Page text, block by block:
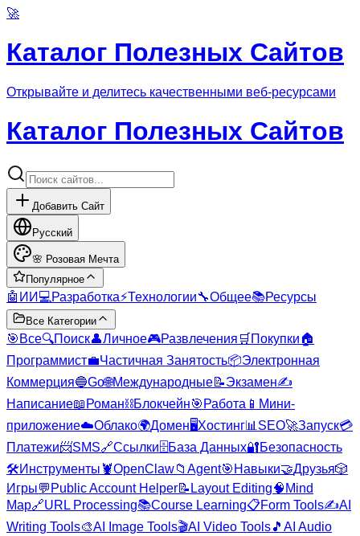
🚀
Каталог Полезных Сайтов
Открывайте и делитесь качественными веб-ресурсами
Каталог Полезных Сайтов
Добавить Сайт
Русский
🌸 Розовая Мечта
Популярное
🤖 ИИ 💻 Разработка⚡Технологии🔧Общее📚Ресурсы
Все Категории
🎯 Все🔍Поиск👤Личное🎮Развлечения 🛒 Покупки🏠
Программист💼Частичная Занятость📦Электронная
Коммерция🔵Go🌐Международные📝Экзамен✍️
Написание📖 Роман⛓️Блокчейн🎯 Работа 📱 Мини-
приложение☁️Облако🌍Домен🖥️Хостинг📊 SEO🚀Запуск💳
Платежи📨SMS🔗Ссылки🗄️База Данных🔐Безопасность
🛠️Инструменты 🦞OpenClaw📁 Agent🎯 Навыки🤝Друзья🎲
Игры💬 Public Account Helper📝 Layout Editing🧠 Mind
Map🔗URL Processing📚Course Learning📋Form Tools✍️AI
Writing Tools🎨AI Image Tools🎬AI Video Tools🎵 AI Audio